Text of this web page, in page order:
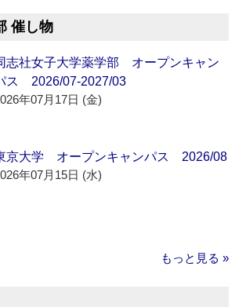
催し物
志社女子大学薬学部 オープンキャン
ス 2026/07-2027/03
年07月17日 (金)
京大学 オープンキャンパス 2026/08
年07月15日 (水)
もっと見る »